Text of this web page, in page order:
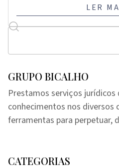
LER
GRUPO BICALHO
Prestamos serviços
conhecimentos nos diversos
ferramentas para perpetuar,
CATEGORIAS